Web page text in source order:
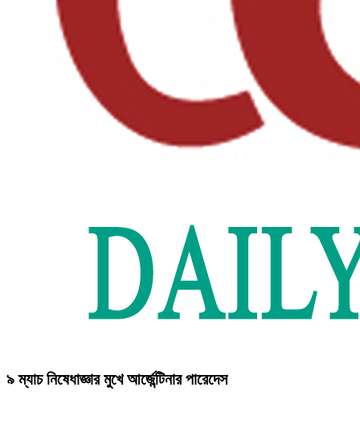
৯ ম্যাচ নিষেধাজ্ঞার মুখে আর্জেন্টিনার পারেদেস